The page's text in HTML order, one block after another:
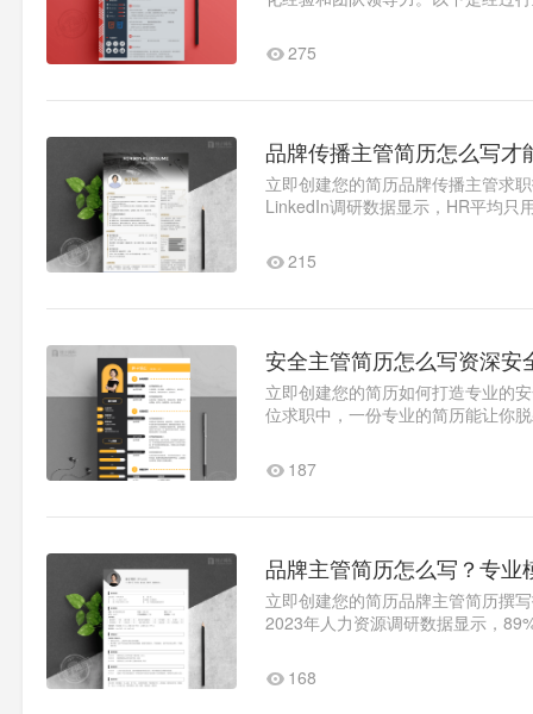
275
品牌传播主管简历怎么写才
立即创建您的简历品牌传播主管求
LinkedIn调研数据显示，HR平均只
215
安全主管简历怎么写资深安
立即创建您的简历如何打造专业的
位求职中，一份专业的简历能让你
187
品牌主管简历怎么写？专业
立即创建您的简历品牌主管简历撰
2023年人力资源调研数据显示，
168